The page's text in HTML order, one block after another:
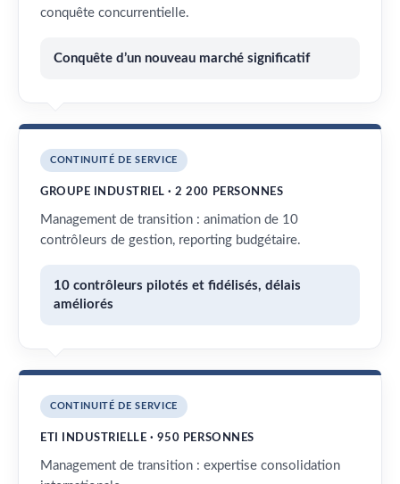
conquête concurrentielle.
Conquête d’un nouveau marché significatif
CONTINUITÉ DE SERVICE
GROUPE INDUSTRIEL · 2 200 PERSONNES
Management de transition : animation de 10
contrôleurs de gestion, reporting budgétaire.
10 contrôleurs pilotés et fidélisés, délais
améliorés
CONTINUITÉ DE SERVICE
ETI INDUSTRIELLE · 950 PERSONNES
Management de transition : expertise consolidation